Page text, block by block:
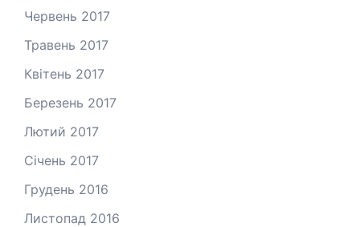
Червень 2017
Травень 2017
Квітень 2017
Березень 2017
Лютий 2017
Січень 2017
Грудень 2016
Листопад 2016